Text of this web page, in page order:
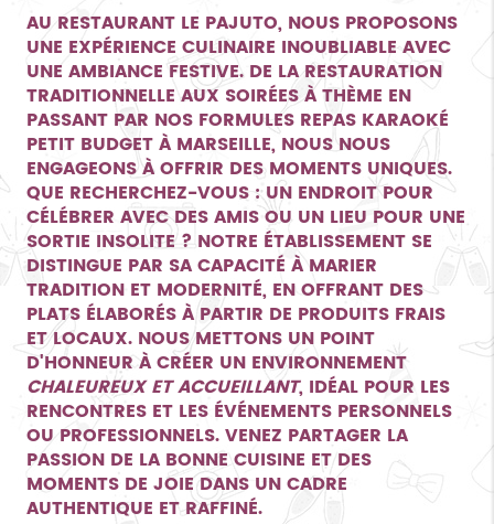
AU RESTAURANT LE PAJUTO, NOUS PROPOSONS
UNE EXPÉRIENCE CULINAIRE INOUBLIABLE AVEC
UNE AMBIANCE FESTIVE. DE LA RESTAURATION
TRADITIONNELLE AUX SOIRÉES À THÈME EN
PASSANT PAR NOS FORMULES REPAS KARAOKÉ
PETIT BUDGET À MARSEILLE, NOUS NOUS
ENGAGEONS À OFFRIR DES MOMENTS UNIQUES.
QUE RECHERCHEZ-VOUS : UN ENDROIT POUR
CÉLÉBRER AVEC DES AMIS OU UN LIEU POUR UNE
SORTIE INSOLITE ? NOTRE ÉTABLISSEMENT SE
DISTINGUE PAR SA CAPACITÉ À MARIER
TRADITION ET MODERNITÉ, EN OFFRANT DES
PLATS ÉLABORÉS À PARTIR DE PRODUITS FRAIS
ET LOCAUX. NOUS METTONS UN POINT
D'HONNEUR À CRÉER UN ENVIRONNEMENT
CHALEUREUX ET ACCUEILLANT, IDÉAL POUR LES
RENCONTRES ET LES ÉVÉNEMENTS PERSONNELS
OU PROFESSIONNELS. VENEZ PARTAGER LA
PASSION DE LA BONNE CUISINE ET DES
MOMENTS DE JOIE DANS UN CADRE
AUTHENTIQUE ET RAFFINÉ.